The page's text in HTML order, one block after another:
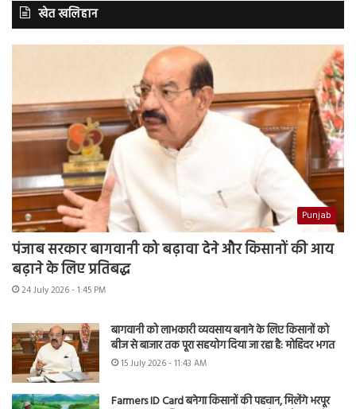
खेत खलिहान
Punjab
पंजाब सरकार बागवानी को बढ़ावा देने और किसानों की आय
बढ़ाने के लिए प्रतिबद्ध
24 July 2026 - 1:45 PM
बागवानी को लाभकारी व्यवसाय बनाने के लिए किसानों को
बीज से बाजार तक पूरा सहयोग दिया जा रहा है: मोहिंदर भगत
15 July 2026 - 11:43 AM
Farmers ID Card बनेगा किसानों की पहचान, मिलेंगे भरपूर